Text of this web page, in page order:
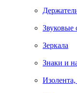
Звуковые
Зеркала
Знаки и